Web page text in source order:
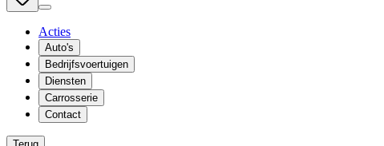
Acties
Auto's
Bedrijfsvoertuigen
Diensten
Carrosserie
Contact